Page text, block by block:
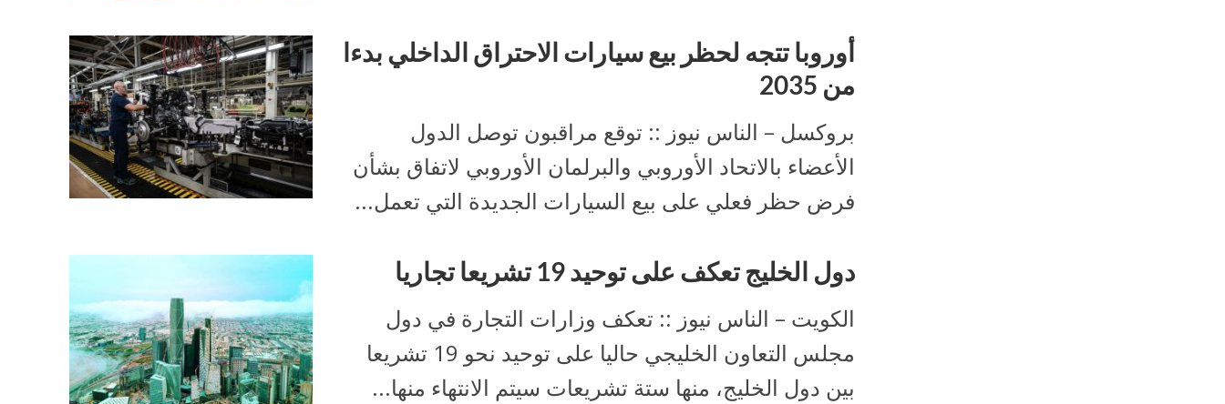
أوروبا تتجه لحظر بيع سيارات الاحتراق الداخلي بدءا
من 2035
بروكسل – الناس نيوز :: توقع مراقبون توصل الدول
الأعضاء بالاتحاد الأوروبي والبرلمان الأوروبي لاتفاق بشأن
فرض حظر فعلي على بيع السيارات الجديدة التي تعمل...
دول الخليج تعكف على توحيد 19 تشريعا تجاريا
الكويت – الناس نيوز :: تعكف وزارات التجارة في دول
مجلس التعاون الخليجي حاليا على توحيد نحو 19 تشريعا
بين دول الخليج، منها ستة تشريعات سيتم الانتهاء منها...